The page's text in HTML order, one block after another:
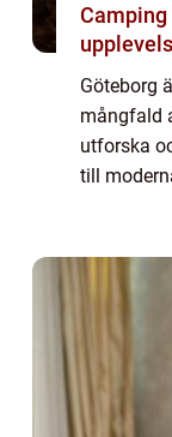
Camping
Göteborg
mångfald
utforska
till